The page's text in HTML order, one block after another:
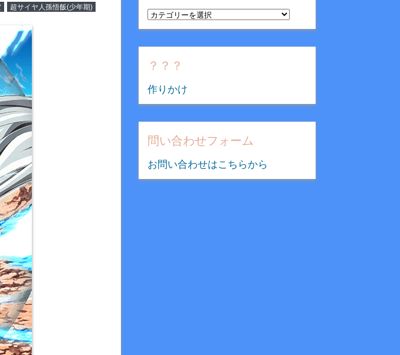
超サイヤ人孫悟飯(少年期)
カ
テ
ゴ
リ
？？？
作りかけ
問い合わせフォーム
お問い合わせはこちらから